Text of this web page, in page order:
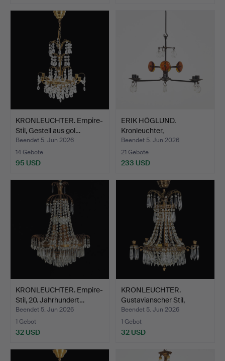
KRONLEUCHTER. Empire-
Stil, Gestell aus gol…
Beendet 5. Jun 2026
14 Gebote
95 USD
ERIK HÖGLUND.
Kronleuchter,
Schmiedeeisen,…
Beendet 5. Jun 2026
21 Gebote
233 USD
KRONLEUCHTER. Empire-
Stil, 20. Jahrhundert…
Beendet 5. Jun 2026
1 Gebot
32 USD
KRONLEUCHTER.
Gustavianscher Stil,
Metallg…
Beendet 5. Jun 2026
1 Gebot
32 USD